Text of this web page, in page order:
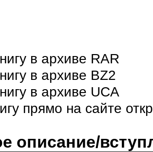
в архиве RAR
в архиве BZ2
в архиве UCA
прямо на сайте
описание/